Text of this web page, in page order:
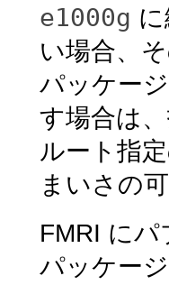
e1000g
い場合、
パッケー
す場合は
ルート指
まいさの
FMRI に
パッケー